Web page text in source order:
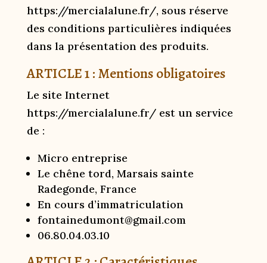
https://mercialalune.fr/, sous réserve
des conditions particulières indiquées
dans la présentation des produits.
ARTICLE 1 : Mentions obligatoires
Le site Internet
https://mercialalune.fr/ est un service
de :
Micro entreprise
Le chêne tord, Marsais sainte
Radegonde, France
En cours d’immatriculation
fontainedumont@gmail.com
06.80.04.03.10